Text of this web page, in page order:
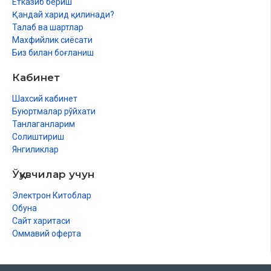
Ихлос сураси
Фалақ сураси
Нас сураси
Хотима
Қандай харид қилинади?
Талаб ва шартлар
Махфийлик сиёсати
Биз билан боғланиш
Кабинет
Шахсий кабинет
Буюртмалар рўйхати
Танлаганларим
Солиштириш
Янгиликлар
Ўқувчилар учун
Электрон Китоблар
Обуна
Сайт харитаси
Оммавий оферта